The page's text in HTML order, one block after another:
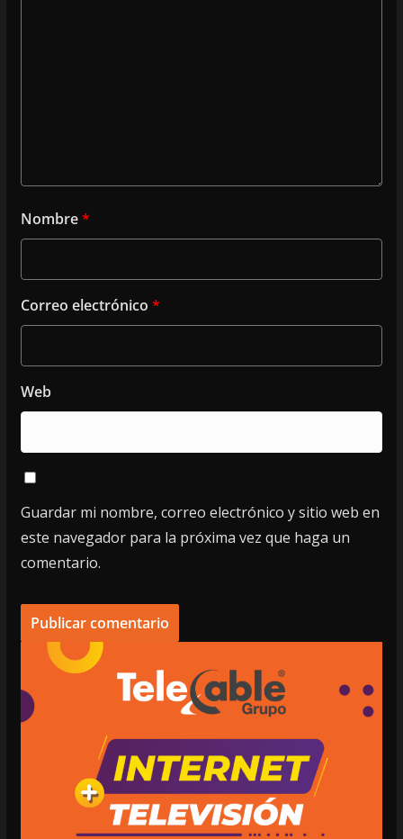
Nombre*
Correo electrónico *
Web
Guardar mi nombre, correo electrónico y sitio web en
este navegador para la próxima vez que haga un
comentario.